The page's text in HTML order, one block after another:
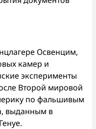
Освенцим,
камер и
эксперименты
Второй мировой
по фальшивым
выданным в